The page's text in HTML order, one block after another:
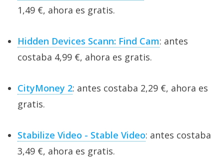
1,49 €, ahora es gratis.
Hidden Devices Scann: Find Cam: antes
costaba 4,99 €, ahora es gratis.
CityMoney 2: antes costaba 2,29 €, ahora es
gratis.
Stabilize Video - Stable Video: antes costaba
3,49 €, ahora es gratis.